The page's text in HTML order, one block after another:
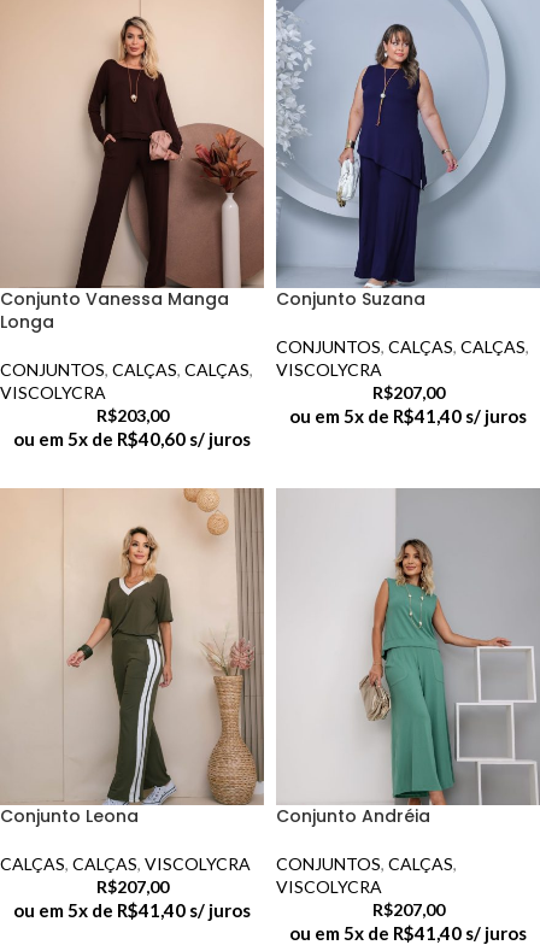
Conjunto Vanessa Manga
Longa
CONJUNTOS, CALÇAS, CALÇAS,
VISCOLYCRA
R$203,00
ou em 5x de R$40,60 s/ juros
Conjunto Suzana
CONJUNTOS, CALÇAS, CALÇAS,
VISCOLYCRA
R$207,00
ou em 5x de R$41,40 s/ juros
Conjunto Leona
CALÇAS, CALÇAS, VISCOLYCRA
R$207,00
ou em 5x de R$41,40 s/ juros
Conjunto Andréia
CONJUNTOS, CALÇAS,
VISCOLYCRA
R$207,00
ou em 5x de R$41,40 s/ juros